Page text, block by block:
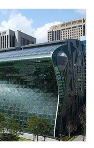
U
복
사
공
하
기
기
게
변
경
하
기
기
작
게
변
경
하
기